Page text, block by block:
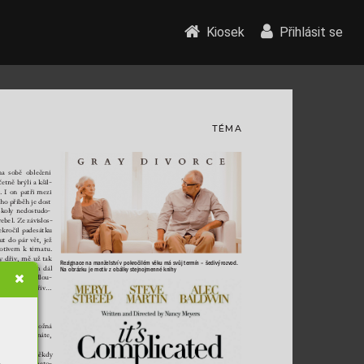
sobě oblečení
ě brýlí akšil-
I on patří mezi
příběh je dost
oly nedostudo-
bel. Ze závislos-
padesátku
do pár vět, jež
otivem k tématu.
dřív, mě už tak
čím dál
mi trvají dlou-
dřív…
je možná
máte,
utí je někdy
TÉMA
Rezignace na manželství v pokročilém věku má svůj termín – šedivý rozvod.
Na obrázku je motiv z obálky stejnojmenné knihy
Kiosek Přihlásit se